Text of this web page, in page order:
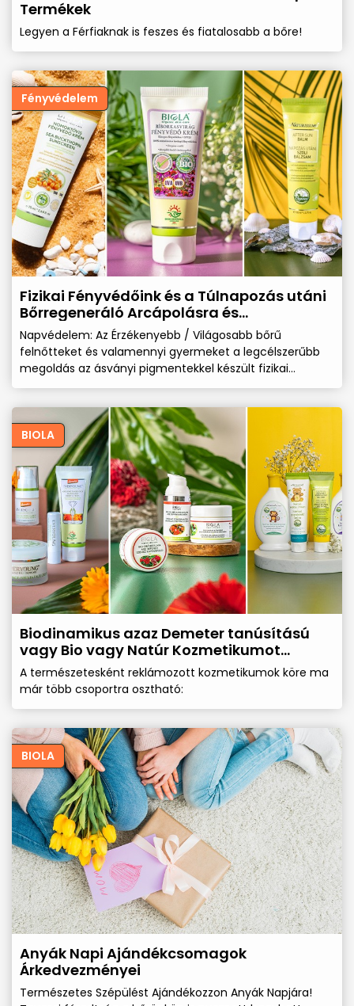
Termékek
Legyen a Férfiaknak is feszes és fiatalosabb a bőre!
Fényvédelem
Fizikai Fényvédőink és a Túlnapozás utáni
Bőrregeneráló Arcápolásra és
Testápolásra valamint Hidratálásra
szolgáló Termékeink!
Napvédelem: Az Érzékenyebb / Világosabb bőrű
felnőtteket és valamennyi gyermeket a legcélszerűbb
megoldás az ásványi pigmentekkel készült fizikai
fényvédőink használatával óvjunk ilyenkor az erős UV
BIOLA
Biodinamikus azaz Demeter tanúsítású
vagy Bio vagy Natúr Kozmetikumot
Válasszunk?
A természetesként reklámozott kozmetikumok köre ma
már több csoportra osztható:
BIOLA
Anyák Napi Ajándékcsomagok
Árkedvezményei
Természetes Szépülést Ajándékozzon Anyák Napjára!